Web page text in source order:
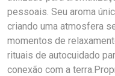
pessoais. Seu aroma
criando uma atmosfera
momentos de
rituais de autocuidado
conexão com a